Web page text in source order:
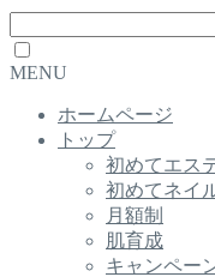
MENU
ホームページ
トップ
初めてエス
初めてネイ
月額制
肌育成
キャンペー